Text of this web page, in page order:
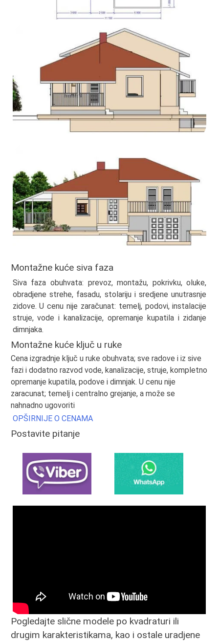
Montažne kuće siva faza
Siva faza obuhvata: prevoz, montažu, pokrivku, oluke,
obradjene strehe, fasadu, stolariju i sredjene unutrasnje
zidove. U cenu nije zaračunat: temelj, podovi, instalacije
struje, vode i kanalizacije, opremanje kupatila i zidanje
dimnjaka.
Montažne kuće ključ u ruke
Cena izgradnje ključ u ruke obuhvata; sve radove i iz sive
fazi i dodatno razvod vode, kanalizacije, struje, kompletno
opremanje kupatila, podove i dimnjak. U cenu nije
zaracunat; temelj i centralno grejanje, a može se
nahnadno ugovoriti
OPŠIRNIJE O CENAMA
Postavite pitanje
Pogledajte slične modele po kvadraturi ili
drugim karakteristikama, kao i ostale uradjene